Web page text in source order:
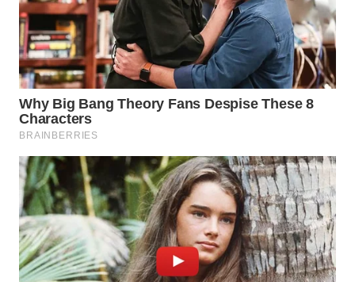
BINTAN
WN
MANDALIKA
WN
LIKUPANG
WN
LABUANBAJO
WN
BORNEO